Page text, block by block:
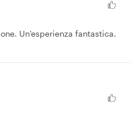
Un'esperienza fantastica.